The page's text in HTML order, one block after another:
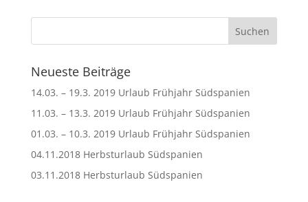
Neueste Beiträge
14.03. – 19.3. 2019 Urlaub Frühjahr Südspanien
11.03. – 13.3. 2019 Urlaub Frühjahr Südspanien
01.03. – 10.3. 2019 Urlaub Frühjahr Südspanien
04.11.2018 Herbsturlaub Südspanien
03.11.2018 Herbsturlaub Südspanien